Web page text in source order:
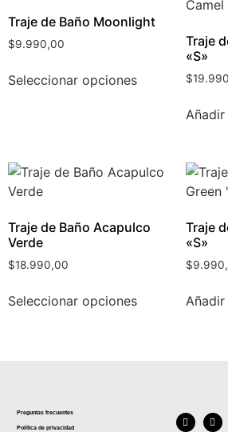
Traje de Baño Moonlight
$9.990,00
Seleccionar opciones
Traje
«S»
$
Traje de Baño Acapulco
Verde
$18.990,00
Seleccionar opciones
Traje
«S»
$
Preguntas frecuentes
Política de privacidad